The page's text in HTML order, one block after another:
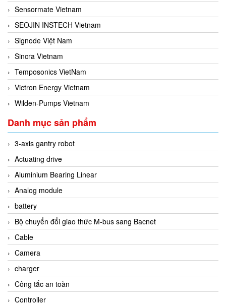
Sensormate Vietnam
SEOJIN INSTECH Vietnam
Signode Việt Nam
Sincra Vietnam
Temposonics VietNam
Victron Energy Vietnam
Wilden-Pumps Vietnam
Danh mục sản phẩm
3-axis gantry robot
Actuating drive
Aluminium Bearing Linear
Analog module
battery
Bộ chuyển đổi giao thức M-bus sang Bacnet
Cable
Camera
charger
Công tắc an toàn
Controller